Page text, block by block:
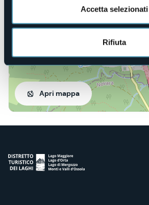
Accetta selezionati
Rifiuta
Apri mappa